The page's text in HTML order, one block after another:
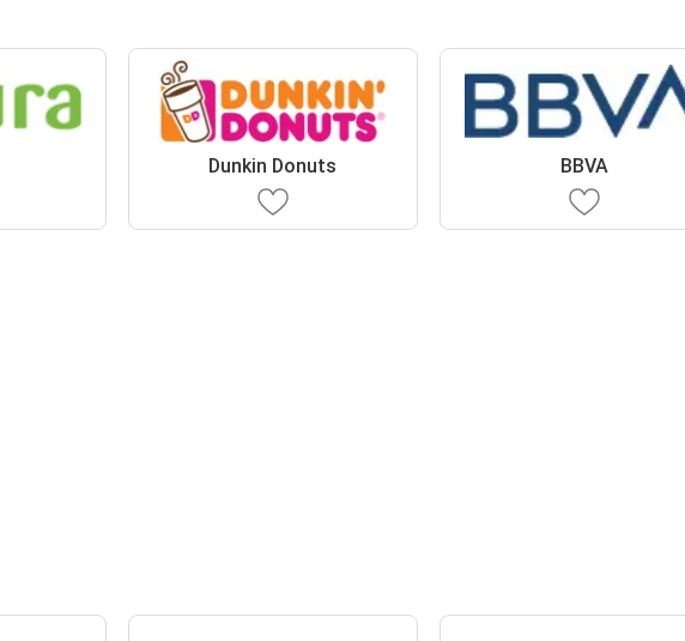
Dunkin Donuts BBVA